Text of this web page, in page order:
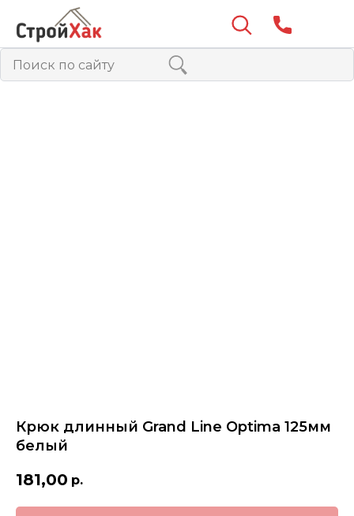
Крюк длинный Grand Line Optima 125мм
белый
181,00 р.